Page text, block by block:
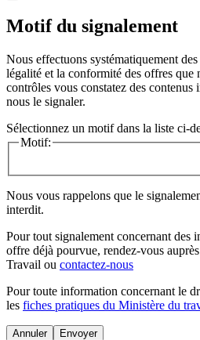
Motif du signalement
Nous effectuons systématiquement
légalité et la conformité des offres que
contrôles vous constatez des
nous le signaler.
Sélectionnez un motif dans la liste ci-
Motif:
Nous vous rappelons que le
interdit.
Pour tout signalement concernant des
offre déjà pourvue, rendez-vous
Travail ou contactez-nous
Pour toute information concernant le
les fiches pratiques du Ministère du
Annuler